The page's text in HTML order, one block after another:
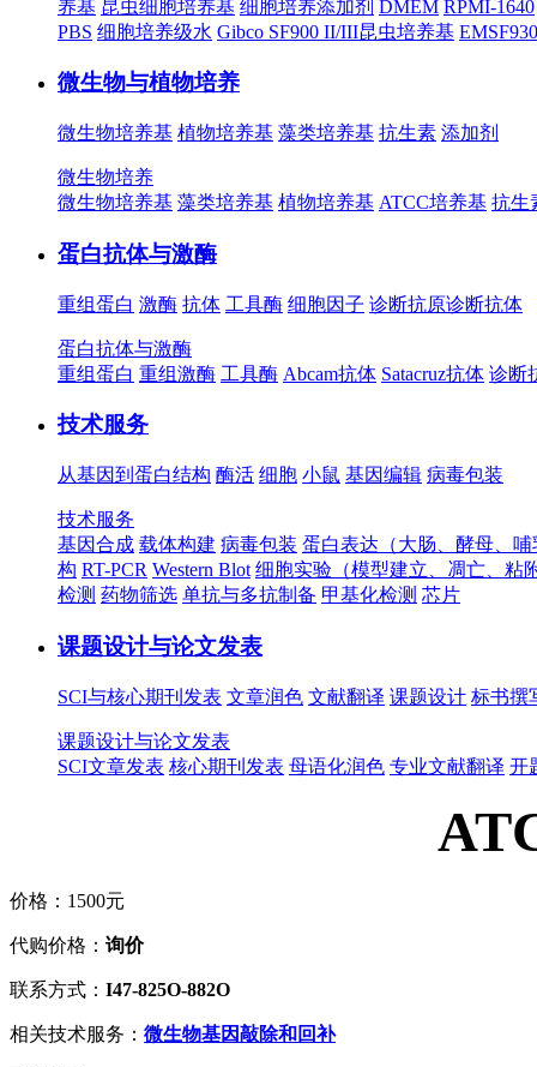
养基 昆虫细胞培养基 细胞培养添加剂 DMEM RPMI-1640
PBS 细胞培养级水 Gibco SF900 II/III昆虫培养基
微生物与植物培养
微生物培养基 植物培养基 藻类培养基 抗生素 添加剂
微生物培养
微生物培养基 藻类培养基 植物培养基 ATCC培养基 抗生
蛋白抗体与激酶
重组蛋白 激酶 抗体 工具酶 细胞因子 诊断抗原诊断抗体
蛋白抗体与激酶
重组蛋白 重组激酶 工具酶 Abcam抗体 Satacruz抗体 诊断
技术服务
从基因到蛋白结构 酶活 细胞 小鼠 基因编辑 病毒包装
技术服务
基因合成 载体构建 病毒包装 蛋白表达（大肠、酵母、
构 RT-PCR Western Blot 细胞实验（模型建立、凋亡、粘
检测 药物筛选 单抗与多抗制备 甲基化检测 芯片
课题设计与论文发表
SCI与核心期刊发表 文章润色 文献翻译 课题设计 标书撰
课题设计与论文发表
SCI文章发表 核心期刊发表 母语化润色 专业文献翻译 开
价格： 1500元
代购价格： 询价
联系方式： I47-825O-882O
相关技术服务： 微生物基因敲除和回补